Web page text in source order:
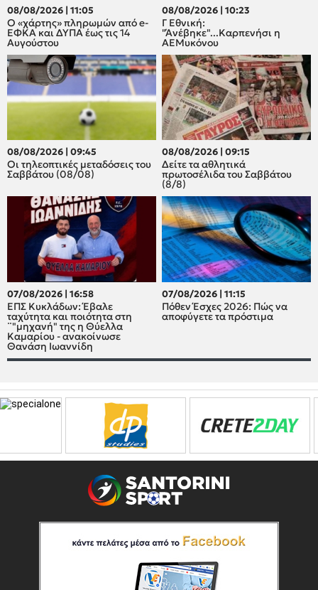
08/08/2026 | 11:05
Ο «χάρτης» πληρωμών από e-
ΕΦΚΑ και ΔΥΠΑ έως τις 14
Αυγούστου
08/08/2026 | 10:23
Γ Εθνική:
"Άνέβηκε"...Καρπενήσι η
ΑΕΜυκόνου
08/08/2026 | 09:45
Οι τηλεοπτικές μεταδόσεις του
Σαββάτου (08/08)
08/08/2026 | 09:15
Δείτε τα αθλητικά
πρωτοσέλιδα του Σαββάτου
(8/8)
07/08/2026 | 16:58
ΕΠΣ Κυκλάδων: Έβαλε
ταχύτητα και ποιότητα στη
¨"μηχανή" της η Θύελλα
Καμαρίου - ανακοίνωσε
Θανάση Ιωαννίδη
07/08/2026 | 11:15
Πόθεν Έσχες 2026: Πώς να
αποφύγετε τα πρόστιμα